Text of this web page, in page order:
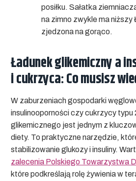
posiłku. Sałatka
na zimno zwykle ma niższy
zjedzona na gorąco.
Ładunek glikemiczny a
i cukrzyca: Co musisz
W zaburzeniach gospodarki
insulinooporności czy cukrzycy typu
glikemicznego jest jednym z
diety. To praktyczne narzędzie,
stabilizowanie glukozy i insuliny.
zalecenia Polskiego Towarzystwa
które podkreślają rolę żywienia w